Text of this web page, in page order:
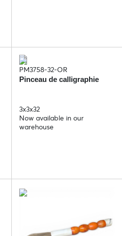
PM3758-32-OR
Pinceau de calligraphie
3x3x32
Now available in our
warehouse